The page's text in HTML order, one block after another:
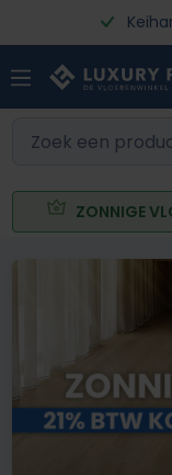
Ga naar de
ZONNIGE